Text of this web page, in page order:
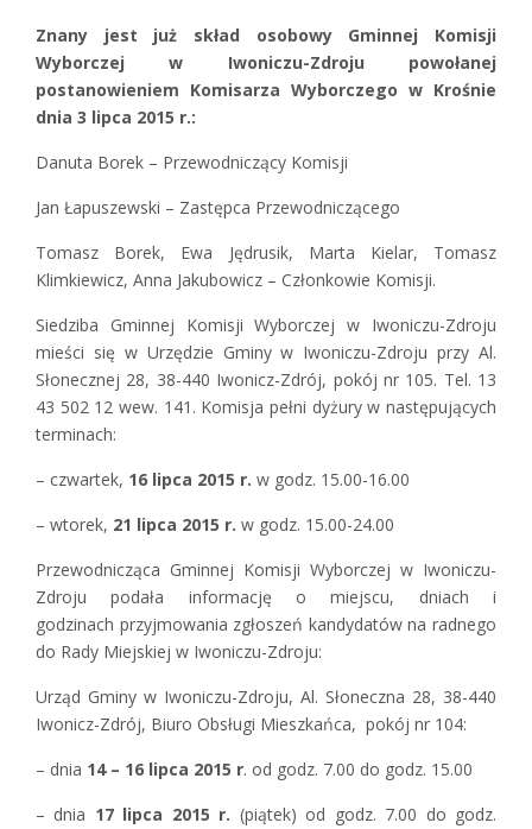
Znany jest już skład osobowy Gminnej Komisji
Wyborczej w Iwoniczu-Zdroju powołanej
postanowieniem Komisarza Wyborczego w Krośnie
dnia 3 lipca 2015 r.:
Danuta Borek – Przewodniczący Komisji
Jan Łapuszewski – Zastępca Przewodniczącego
Tomasz Borek, Ewa Jędrusik, Marta Kielar, Tomasz
Klimkiewicz, Anna Jakubowicz – Członkowie Komisji.
Siedziba Gminnej Komisji Wyborczej w Iwoniczu-Zdroju
mieści się w Urzędzie Gminy w Iwoniczu-Zdroju przy Al.
Słonecznej 28, 38-440 Iwonicz-Zdrój, pokój nr 105. Tel. 13
43 502 12 wew. 141. Komisja pełni dyżury w następujących
terminach:
– czwartek, 16 lipca 2015 r. w godz. 15.00-16.00
– wtorek, 21 lipca 2015 r. w godz. 15.00-24.00
Przewodnicząca Gminnej Komisji Wyborczej w Iwoniczu-
Zdroju podała informację o miejscu, dniach i
godzinach przyjmowania zgłoszeń kandydatów na radnego
do Rady Miejskiej w Iwoniczu-Zdroju:
Urząd Gminy w Iwoniczu-Zdroju, Al. Słoneczna 28, 38-440
Iwonicz-Zdrój, Biuro Obsługi Mieszkańca, pokój nr 104:
– dnia 14 – 16 lipca 2015 r. od godz. 7.00 do godz. 15.00
– dnia 17 lipca 2015 r. (piątek) od godz. 7.00 do godz.